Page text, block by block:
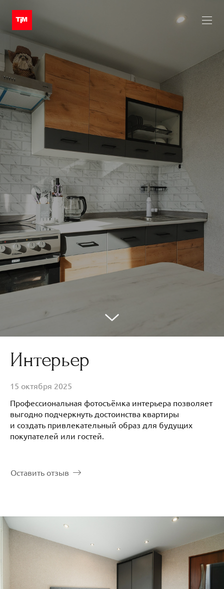
Интерьер
15 октября 2025
Профессиональная фотосъёмка интерьера позволяет
выгодно подчеркнуть достоинства квартиры
и создать привлекательный образ для будущих
покупателей или гостей.
Оставить отзыв